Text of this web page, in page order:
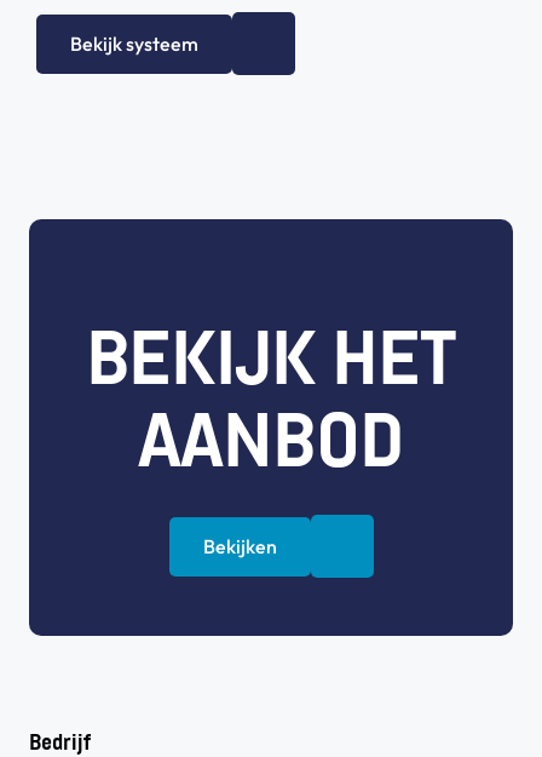
Bekijk systeem
BEKIJK HET
AANBOD
Bekijken
Bedrijf